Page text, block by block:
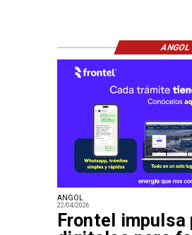
ANGOL
22/04/2026
Frontel
ANGOL